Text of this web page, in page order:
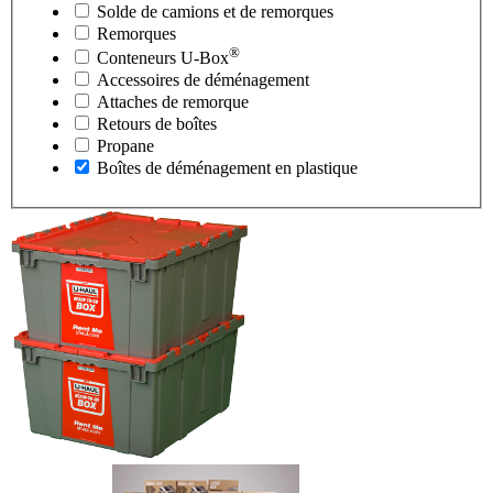
Solde de camions et de remorques
Remorques
Conteneurs U-Box®
Accessoires de déménagement
Attaches de remorque
Retours de boîtes
Propane
Boîtes de déménagement en plastique